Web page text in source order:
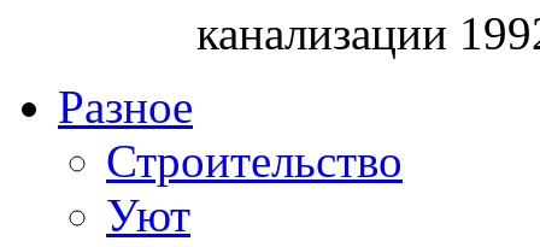
канализации
Разное
Строительство
Уют